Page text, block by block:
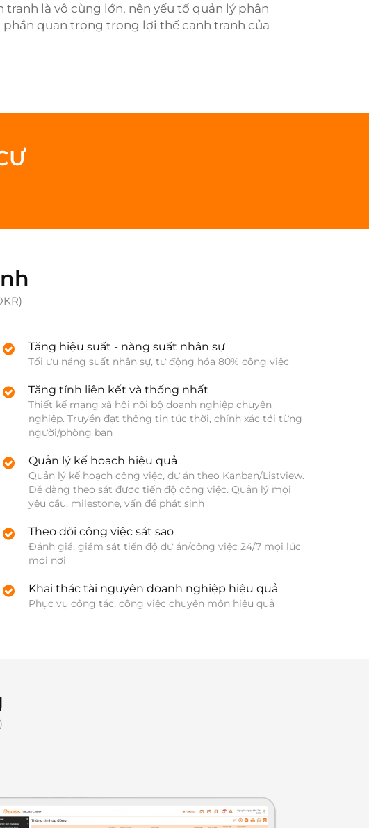
tranh là vô cùng lớn, nên yếu tố quản lý phân
quan trọng trong lợi thế cạnh tranh của
Tăng hiệu suất - năng suất nhân sự
Tối ưu năng suất nhân sự, tự động hóa 80% công việc
Tăng tính liên kết và thống nhất
Thiết kế mạng xã hội nội bộ doanh nghiệp chuyên
nghiệp. Truyền đạt thông tin tức thời, chính xác tới từng
người/phòng ban
Quản lý kế hoạch hiệu quả
Quản lý kế hoạch công việc, dự án theo Kanban/Listview.
Dễ dàng theo sát được tiến độ công việc. Quản lý mọi
yêu cầu, milestone, vấn đề phát sinh
Theo dõi công việc sát sao
Đánh giá, giám sát tiến độ dự án/công việc 24/7 mọi lúc
mọi nơi
Khai thác tài nguyên doanh nghiệp hiệu quả
Phục vụ công tác, công việc chuyên môn hiệu quả